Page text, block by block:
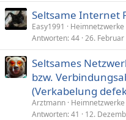
Seltsame Internet
Easy1991
Antworten 44 26.
Seltsames
bzw.
(Verkabelung
Arztmann
Antworten 41 12.